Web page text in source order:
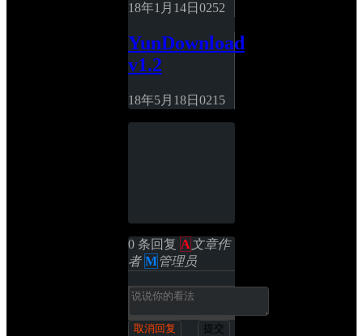
18年1月14日 0252
YunDownload
v1.2
18年5月18日 0215
0 条回复 A 文章作
者 M 管理员
取消回复 提交